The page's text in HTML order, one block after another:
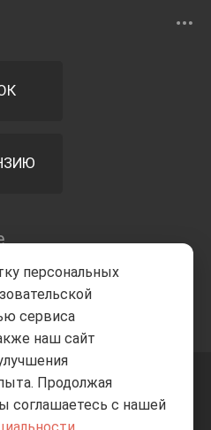
ВВЕРХ
персональных
сервиса
наш сайт
Продолжая
соглашаетесь с нашей